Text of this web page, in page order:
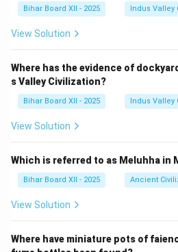
Bihar Board XII - 2025 Indus Valley
View Solution
Where has the evidence of
s Valley Civilization?
Bihar Board XII - 2025 Indus Valley
View Solution
Which is referred to as Meluhha in
Bihar Board XII - 2025 Ancient
View Solution
Where have miniature pots of